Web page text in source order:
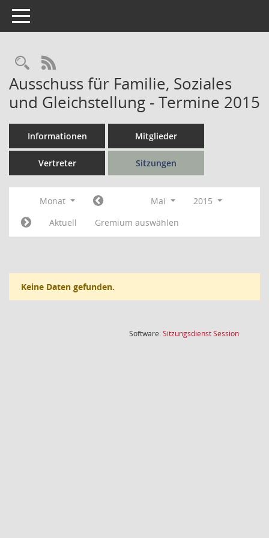
Toggle navigation
Rechercheauswahl
RSS-Feed
Ausschuss für Familie, Soziales
und Gleichstellung - Termine 2015
Informationen Mitglieder
Vertreter Sitzungen
Monat Mai
2015
Aktuell
Gremium auswählen
Keine Daten gefunden.
Software:SitzungsdienstSession(Wird in